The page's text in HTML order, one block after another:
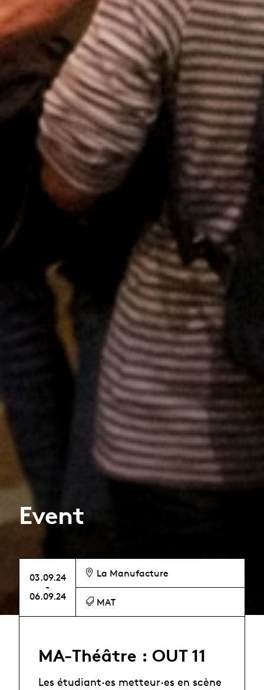
Event
03.09.24
-
06.09.24
La Manufacture
MAT
MA-Théâtre : OUT 11
Les étudiant·es metteur·es en scène